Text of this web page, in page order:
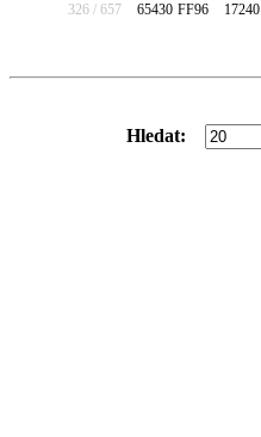
326 / 657
65430 FF96 17240
Hledat: